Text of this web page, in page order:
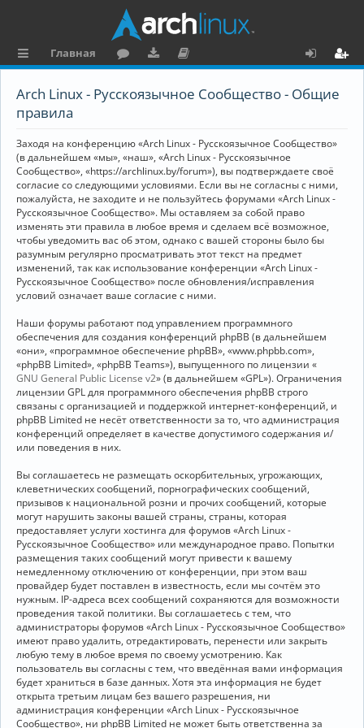
ы
к
и
Главная
ру
ру
и
ку
е
н
та
ц
и
я
о
Arch Linux - Русскоязычное Сообщество - Общие
правила
Заходя на конференцию «Arch Linux - Русскоязычное Сообщество»
(в дальнейшем «мы», «наш», «Arch Linux - Русскоязычное
Сообщество», «https://archlinux.by/forum»), вы подтверждаете своё
согласие со следующими условиями. Если вы не согласны с ними,
пожалуйста, не заходите и не пользуйтесь форумами «Arch Linux -
Русскоязычное Сообщество». Мы оставляем за собой право
изменять эти правила в любое время и сделаем всё возможное,
чтобы уведомить вас об этом, однако с вашей стороны было бы
разумным регулярно просматривать этот текст на предмет
изменений, так как использование конференции «Arch Linux -
Русскоязычное Сообщество» после обновления/исправления
условий означает ваше согласие с ними.
Наши форумы работают под управлением программного
обеспечения для создания конференций phpBB (в дальнейшем
«они», «программное обеспечение phpBB», «www.phpbb.com»,
«phpBB Limited», «phpBB Teams»), выпущенного по лицензии «
GNU General Public License v2» (в дальнейшем «GPL»). Ограничения
лицензии GPL для программного обеспечения phpBB строго
связаны с организацией и поддержкой интернет-конференций, и
phpBB Limited не несёт ответственности за то, что администрация
конференций определяет в качестве допустимого содержания и/
или поведения в них.
Вы соглашаетесь не размещать оскорбительных, угрожающих,
клеветнических сообщений, порнографических сообщений,
призывов к национальной розни и прочих сообщений, которые
могут нарушить законы вашей страны, страны, которая
предоставляет услуги хостинга для форумов «Arch Linux -
Русскоязычное Сообщество» или международное право. Попытки
размещения таких сообщений могут привести к вашему
немедленному отключению от конференции, при этом ваш
провайдер будет поставлен в известность, если мы сочтём это
нужным. IP-адреса всех сообщений сохраняются для возможности
проведения такой политики. Вы соглашаетесь с тем, что
администраторы форумов «Arch Linux - Русскоязычное Сообщество»
имеют право удалить, отредактировать, перенести или закрыть
любую тему в любое время по своему усмотрению. Как
пользователь вы согласны с тем, что введённая вами информация
будет храниться в базе данных. Хотя эта информация не будет
открыта третьим лицам без вашего разрешения, ни
администрация конференции «Arch Linux - Русскоязычное
Сообщество», ни phpBB Limited не может быть ответственна за